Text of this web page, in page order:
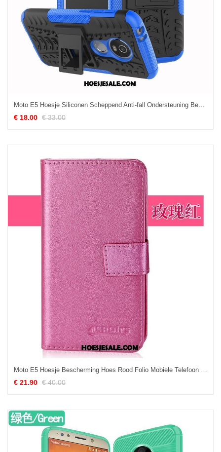
Moto E5 Hoesje Siliconen Scheppend Anti-fall Ondersteuning Bescherming Kopen
€ 18.00 € 33.00
Moto E5 Hoesje Bescherming Hoes Rood Folio Mobiele Telefoon Goedkoop
€ 21.90 € 40.00